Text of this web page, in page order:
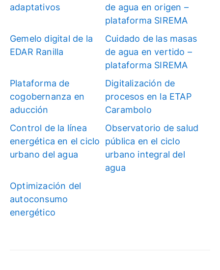
adaptativos
de agua en origen –
plataforma SIREMA
Gemelo digital de la
EDAR Ranilla
Cuidado de las masas
de agua en vertido –
plataforma SIREMA
Plataforma de
cogobernanza en
aducción
Digitalización de
procesos en la ETAP
Carambolo
Control de la línea
energética en el ciclo
urbano del agua
Observatorio de salud
pública en el ciclo
urbano integral del
agua
Optimización del
autoconsumo
energético